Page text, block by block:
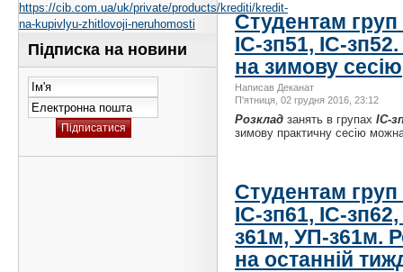
Студентам груп
ІС-зп51, ІС-
на зимову сесію
Написав Деканат
П'ятниця, 02 грудня 2016, 23:12
Розклад занять в групах ІС-
зимову практичну сесію
Студентам груп
ІС-зп61, ІС-
з61м, УП-з61м.
на останній
https://cib.com.ua/uk/private/products/krediti/kredit-
na-kupivlyu-zhitlovoji-neruhomosti
Підписка на новини